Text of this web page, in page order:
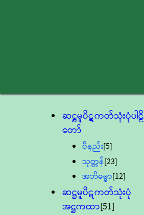
ဆဋ္ဌမူပိဋကတ်သုံးပုံပါဠိ
တော်
ဝိနည်း[5]
သုတ္တန်[23]
အဘိဓမ္မာ[12]
ဆဋ္ဌမူပိဋကတ်သုံးပုံ
အဋ္ဌကထာ[51]